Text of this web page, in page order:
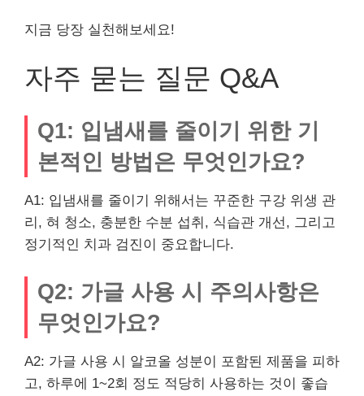
지금 당장 실천해보세요!
자주 묻는 질문 Q&A
Q1: 입냄새를 줄이기 위한 기
본적인 방법은 무엇인가요?
A1: 입냄새를 줄이기 위해서는 꾸준한 구강 위생 관
리, 혀 청소, 충분한 수분 섭취, 식습관 개선, 그리고
정기적인 치과 검진이 중요합니다.
Q2: 가글 사용 시 주의사항은
무엇인가요?
A2: 가글 사용 시 알코올 성분이 포함된 제품을 피하
고, 하루에 1~2회 정도 적당히 사용하는 것이 좋습